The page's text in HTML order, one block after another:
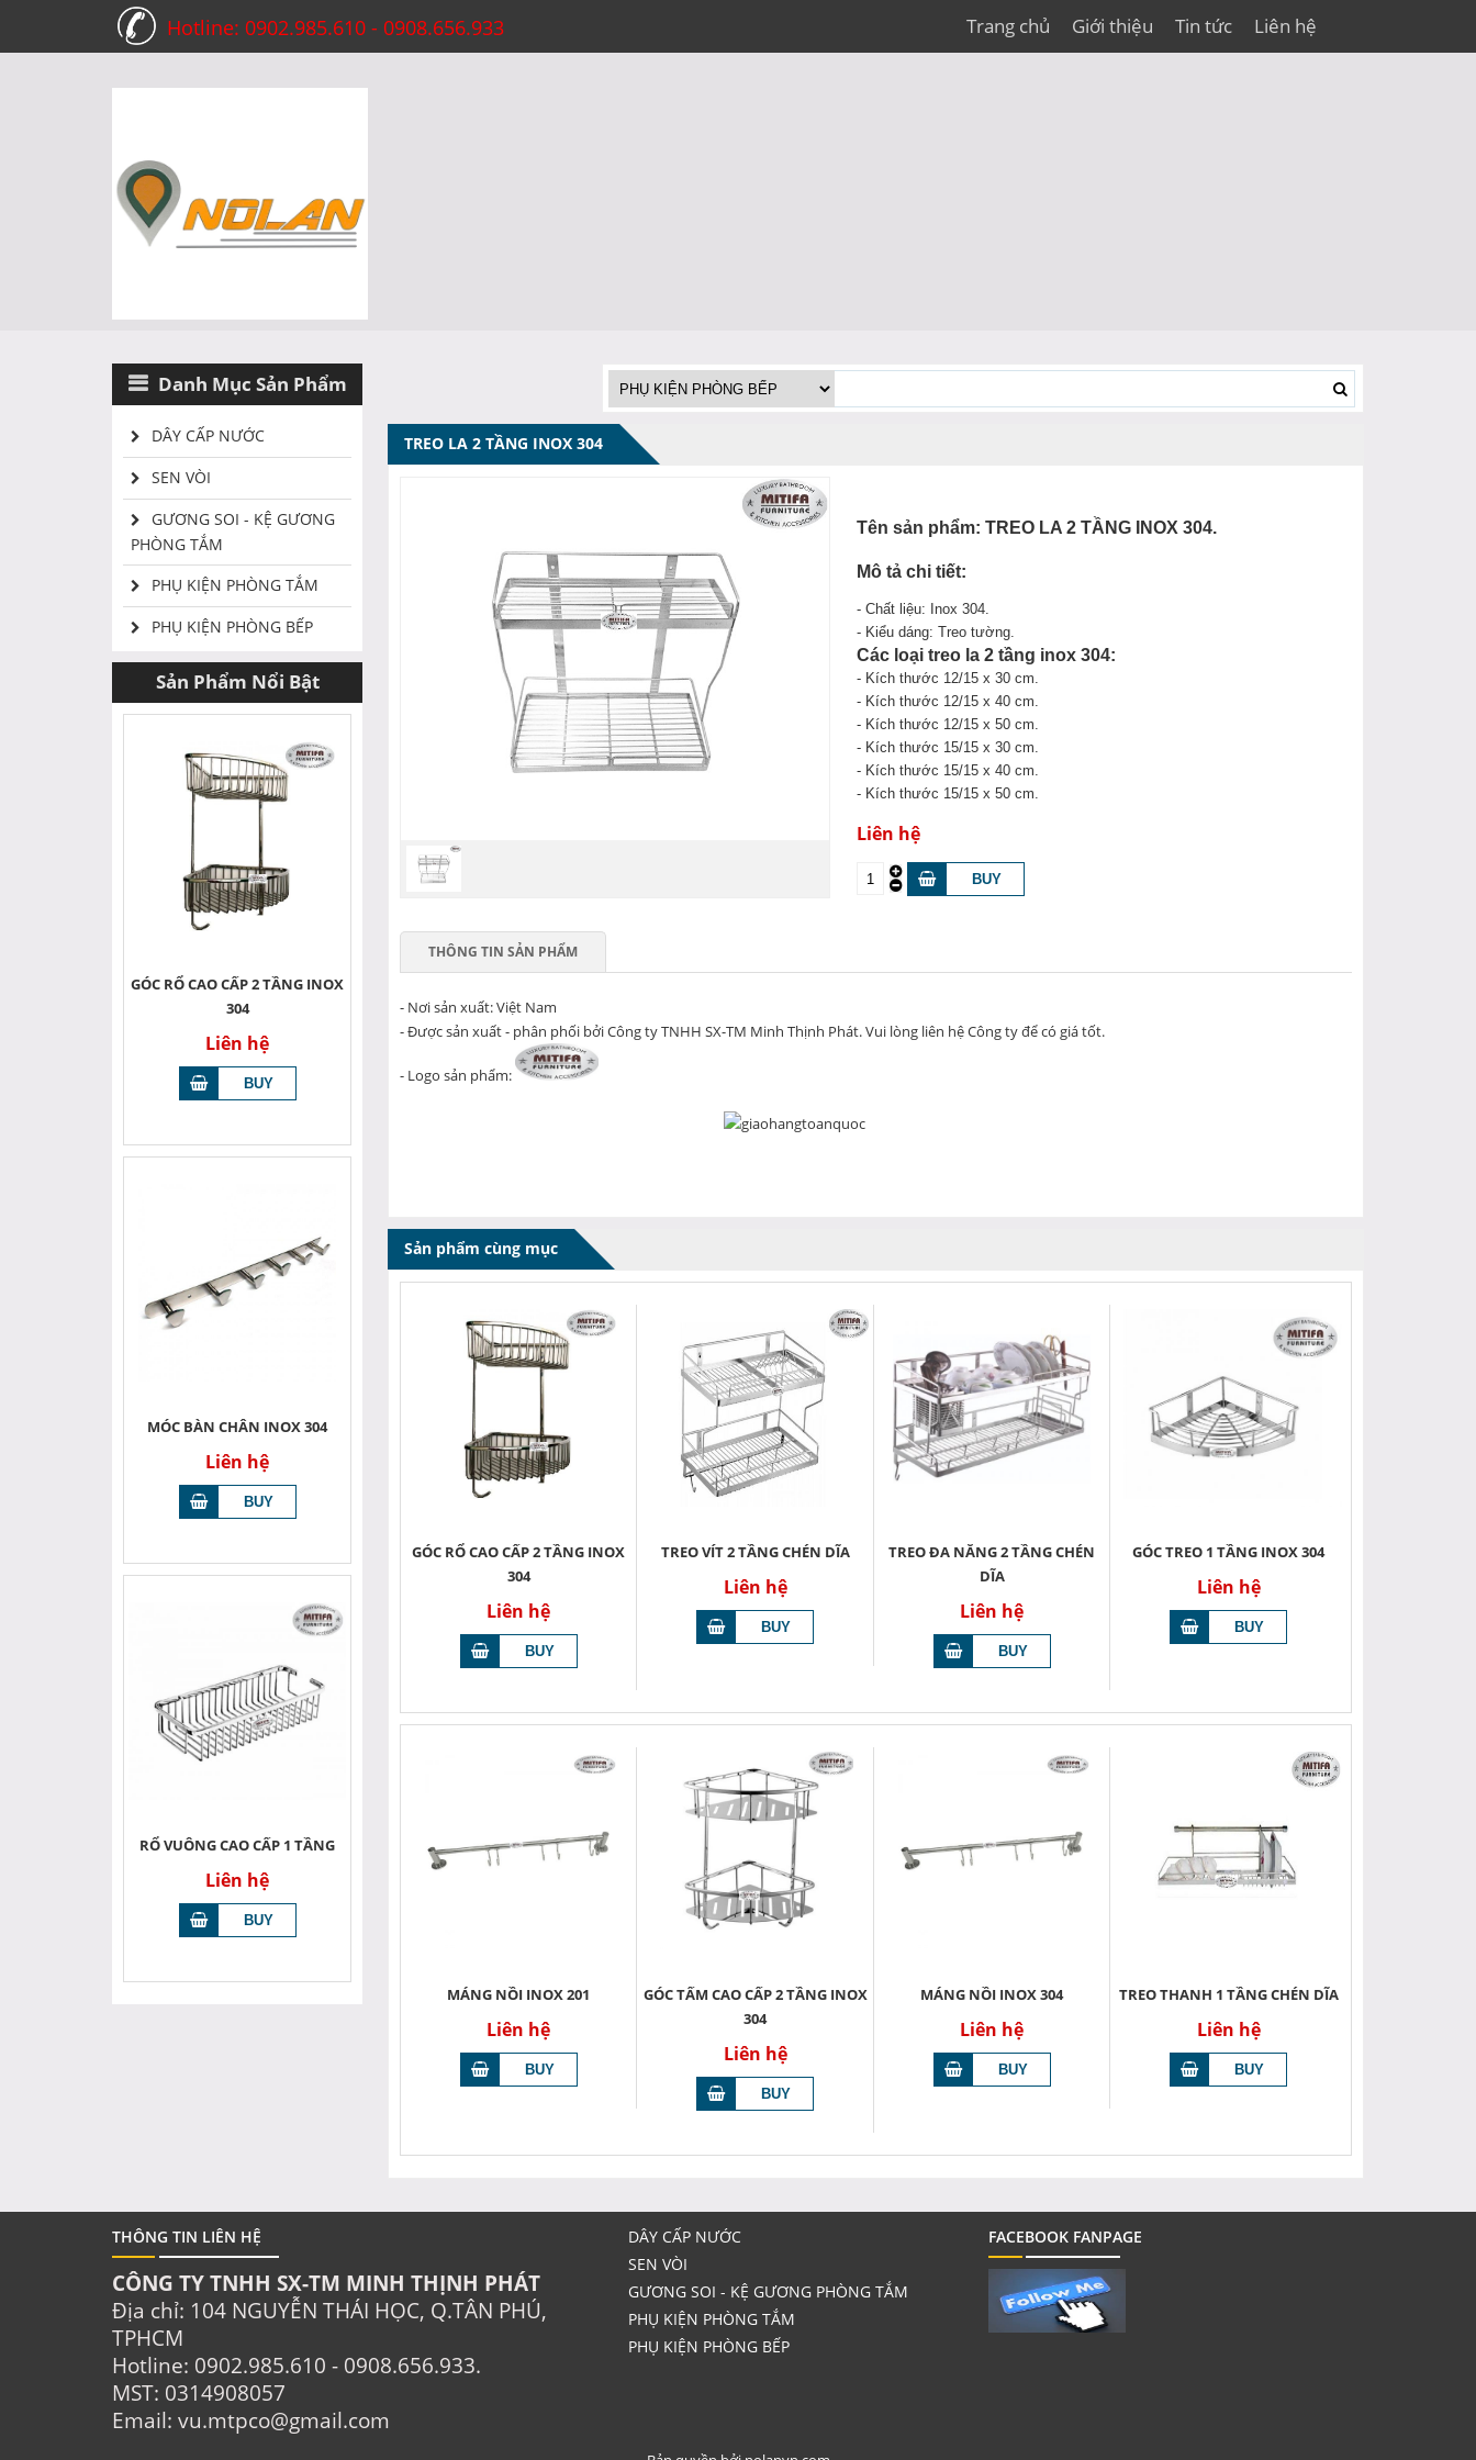
Hotline: 0902.985.610 - 0908.656.933 Trang chủ Giới thiệu Tin tức Liên hệ
TREO LA 2 TẦNG INOX 304
Tên sản phẩm: TREO LA 2 TẦNG INOX 304.
Mô tả chi tiết:
- Chất liệu: Inox 304.
- Kiểu dáng: Treo tường.
Các loại treo la 2 tầng inox 304:
- Kích thước 12/15 x 30 cm.
- Kích thước 12/15 x 40 cm.
- Kích thước 12/15 x 50 cm.
- Kích thước 15/15 x 30 cm.
- Kích thước 15/15 x 40 cm.
- Kích thước 15/15 x 50 cm.
Liên hệ
THÔNG TIN SẢN PHẨM
- Nơi sản xuất: Việt Nam
- Được sản xuất - phân phối bởi Công ty TNHH SX-TM Minh Thịnh Phát. Vui lòng liên hệ Công ty để có giá tốt.
- Logo sản phẩm:
Sản phẩm cùng mục
GÓC RỔ CAO CẤP 2 TẦNG INOX
304
Liên hệ
TREO VÍT 2 TẦNG CHÉN DĨA
Liên hệ
TREO ĐA NĂNG 2 TẦNG CHÉN
DĨA
Liên hệ
GÓC TREO 1 TẦNG INOX 304
Liên hệ
MÁNG NỒI INOX 201
Liên hệ
GÓC TẤM CAO CẤP 2 TẦNG INOX
304
Liên hệ
MÁNG NỒI INOX 304
Liên hệ
TREO THANH 1 TẦNG CHÉN DĨA
Liên hệ
Danh Mục Sản Phẩm
DÂY CẤP NƯỚC
SEN VÒI
GƯƠNG SOI - KỆ GƯƠNG
PHÒNG TẮM
PHỤ KIỆN PHÒNG TẮM
PHỤ KIỆN PHÒNG BẾP
Sản Phẩm Nổi Bật
GÓC RỔ CAO CẤP 2 TẦNG INOX
304
Liên hệ
MÓC BÀN CHÂN INOX 304
Liên hệ
RỔ VUÔNG CAO CẤP 1 TẦNG
Liên hệ
THÔNG TIN LIÊN HỆ
CÔNG TY TNHH SX-TM MINH THỊNH PHÁT
Địa chỉ: 104 NGUYỄN THÁI HỌC, Q.TÂN PHÚ,
TPHCM
Hotline: 0902.985.610 - 0908.656.933.
MST: 0314908057
Email: vu.mtpco@gmail.com
DÂY CẤP NƯỚC
SEN VÒI
GƯƠNG SOI - KỆ GƯƠNG PHÒNG TẮM
PHỤ KIỆN PHÒNG TẮM
PHỤ KIỆN PHÒNG BẾP
FACEBOOK FANPAGE